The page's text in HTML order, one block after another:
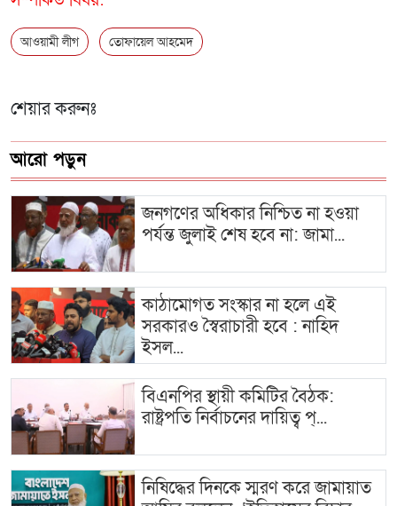
আওয়ামী লীগ তোফায়েল আহমেদ
শেয়ার করুনঃ
আরো পড়ুন
জনগণের অধিকার নিশ্চিত না হওয়া
পর্যন্ত জুলাই শেষ হবে না: জামা...
কাঠামোগত সংস্কার না হলে এই
সরকারও স্বৈরাচারী হবে : নাহিদ
ইসল...
বিএনপির স্থায়ী কমিটির বৈঠক:
রাষ্ট্রপতি নির্বাচনের দায়িত্ব প্...
নিষিদ্ধের দিনকে স্মরণ করে জামায়াত